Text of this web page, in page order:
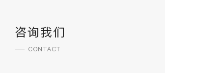
CONTACT
咨询我们